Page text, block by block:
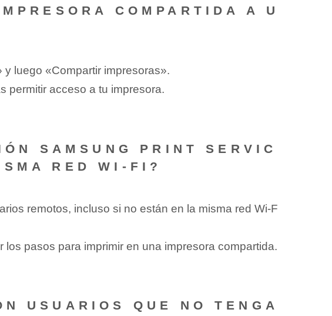
COMPARTIDA A U
luego «Compartir ⁤impresoras».
permitir acceso a tu impresora.
SAMSUNG PRINT SERVIC
RED WI-FI?
remotos, incluso si no están en la misma red Wi-F
pasos para imprimir en una ‍impresora compartida.
USUARIOS QUE NO TENGA